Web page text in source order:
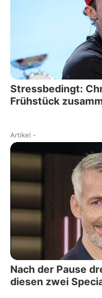
Stressbedingt:
Frühstück
Artikel -
Nach der Pause
diesen zwei